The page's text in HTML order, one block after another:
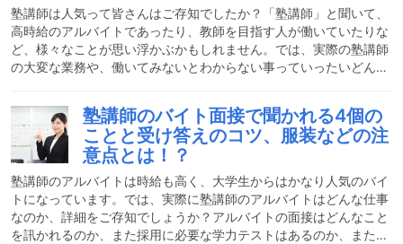
は労働環境、二つ目は精神的プレッシャー、三つ目は賃金の低さで
塾講師は人気って皆さんはご存知でしたか？「塾講師」と聞いて、
高時給のアルバイトであったり、教師を目指す人が働いていたりな
ど、様々なことが思い浮かぶかもしれません。では、実際の塾講師
の大変な業務や、働いてみないとわからない事っていったいどんな
は、塾講師が人気である理由や、大変な理由も順番に解説をしま
す。塾講師の仕事についておさらいしておこう塾講師の仕事につい
て、業務内容を簡単にまとめてみました。塾講師の仕事は、大きく
三つに分けられます。1. 授業の事前準備2. 授業を行う3. 保護者へ
の連絡アルバイトで塾講師として働く場合は、基本的にこの
塾講師のバイト面接で聞かれる4個の
ことと受け答えのコツ、服装などの注
意点とは！？
塾講師のアルバイトは時給も高く、大学生からはかなり人気のバイ
トになっています。では、実際に塾講師のアルバイトはどんな仕事
なのか、詳細をご存知でしょうか？アルバイトの面接はどんなこと
を訊かれるのか、また採用に必要な学力テストはあるのか、また、